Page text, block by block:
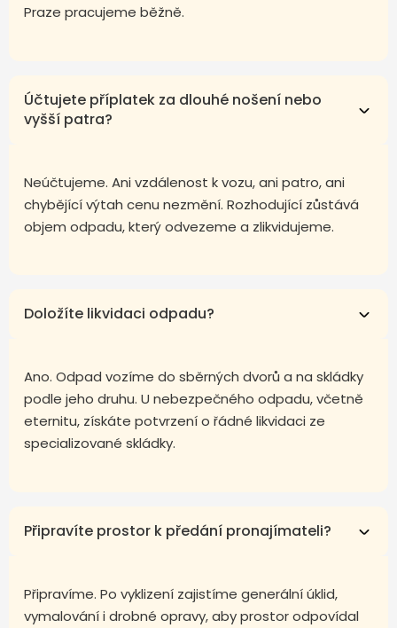
Praze pracujeme běžně.
Účtujete příplatek za dlouhé nošení nebo
vyšší patra?
Neúčtujeme. Ani vzdálenost k vozu, ani patro, ani
chybějící výtah cenu nezmění. Rozhodující zůstává
objem odpadu, který odvezeme a zlikvidujeme.
Doložíte likvidaci odpadu?
Ano. Odpad vozíme do sběrných dvorů a na skládky
podle jeho druhu. U nebezpečného odpadu, včetně
eternitu, získáte potvrzení o řádné likvidaci ze
specializované skládky.
Připravíte prostor k předání pronajímateli?
Připravíme. Po vyklizení zajistíme generální úklid,
vymalování i drobné opravy, aby prostor odpovídal